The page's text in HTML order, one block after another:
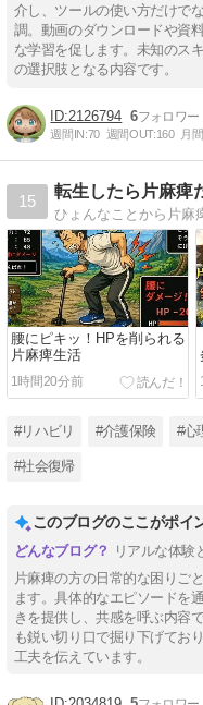
介し、ツールの使い方だけで
調。動画のダウンロードや資
な学習を促します。未知のス
の選択肢となる内容です。
2126794 6
週間IN:70 週間OUT:160 月
15
転生したら片麻痺
腰にピキッ！HPを削られる
片麻痺生活
1時間20分前
#リハビリ #介護保険 #心
#社会復帰
このブログのここがポイ
リアルな体験
片麻痺の方の日常的な困りご
ます。具体的なエピソードを
きを提供し、共感を呼ぶ内容
も鋭い切り口で掘り下げてお
工夫を伝えています。